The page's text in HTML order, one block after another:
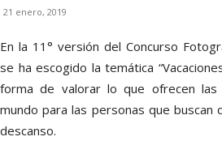
21 enero, 2019
En la 11° versión del Concurso
se ha escogido la temática
forma de valorar lo que ofrecen
mundo para las personas que
descanso.